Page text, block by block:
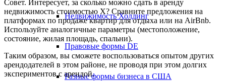
Недвижимость Холдинг
Правовые формы DE
Разные формы бизнеса в США
Совет. Интересует, за сколько можно сдать в аренду
недвижимость стоимостью X? Сравните предложения на
платформах по продаже квартир для отдыха или на AirBnb.
Используйте аналогичные параметры (местоположение,
состояние, жилая площадь, спальни).
Таким образом, вы сможете воспользоваться опытом других
арендодателей в этом районе, не проводя при этом долгих
экспериментов с арендой.